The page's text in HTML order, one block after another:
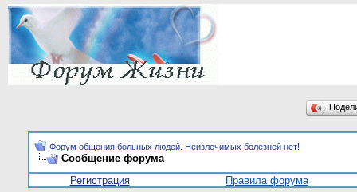
Форум общения больных людей. Неизлечимых болезней нет!
Сообщение форума
Регистрация
Правила форума